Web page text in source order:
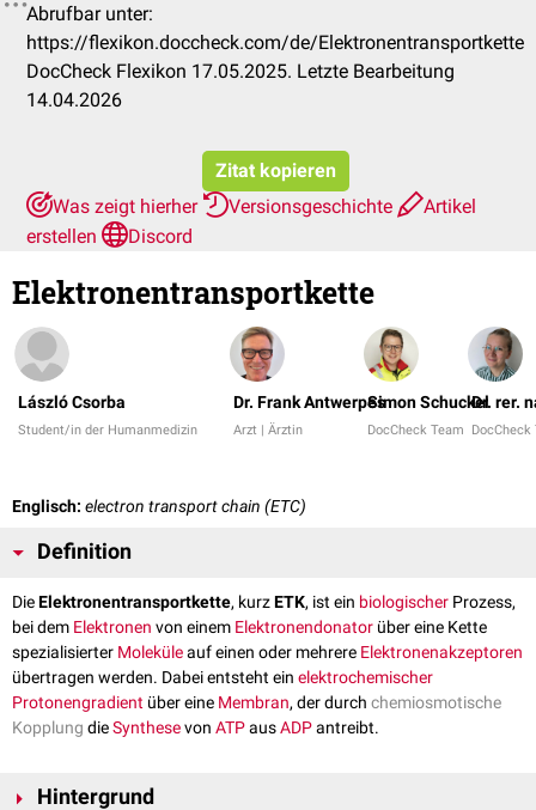
Abrufbar unter:
https://flexikon.doccheck.com/de/Elektronentransportkette
DocCheck Flexikon 17.05.2025. Letzte Bearbeitung
14.04.2026
Zitat kopieren
Was zeigt hierher
Versionsgeschichte
Artikel
erstellen
Discord
Elektronentransportkette
László Csorba
Student/in der Humanmedizin
Dr. Frank Antwerpes
Arzt | Ärztin
Simon Schuckel
DocCheck Team
Dr. rer.
DocCheck
Englisch: electron transport chain (ETC)
Definition
DieElektronentransportkette, kurzETK, ist ein biologischer Prozess,
bei dem Elektronen von einem Elektronendonator über eine Kette
spezialisierter Moleküleauf einen oder mehrere Elektronenakzeptoren
übertragen werden. Dabei entsteht ein elektrochemischer
Protonengradient über eine Membran, der durch chemiosmotische
Kopplung dieSynthesevon ATPausADPantreibt.
Hintergrund